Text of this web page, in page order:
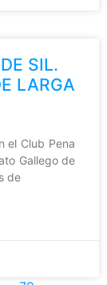
SIL.
LARGA
el Club Pena
Gallego de
de